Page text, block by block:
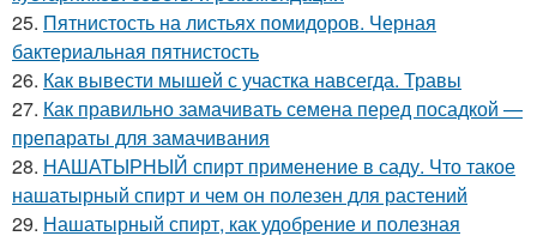
25. Пятнистость на листьях помидоров. Черная
бактериальная пятнистость
26. Как вывести мышей с участка навсегда. Травы
27. Как правильно замачивать семена перед посадкой —
препараты для замачивания
28. НАШАТЫРНЫЙ спирт применение в саду. Что такое
нашатырный спирт и чем он полезен для растений
29. Нашатырный спирт, как удобрение и полезная